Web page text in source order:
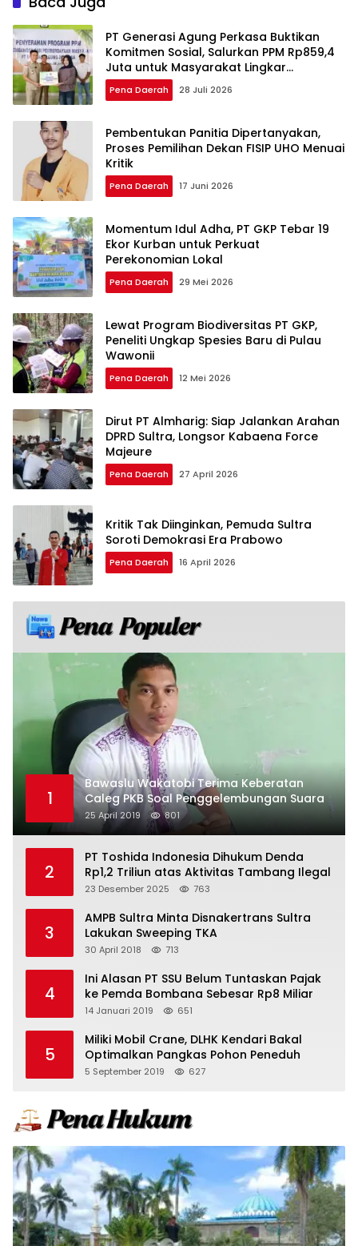
PT Generasi Agung Perkasa Buktikan
Komitmen Sosial, Salurkan PPM Rp859,4
Juta untuk Masyarakat Lingkar
Tambang
Pena Daerah 28 Juli 2026
Pembentukan Panitia Dipertanyakan,
Proses Pemilihan Dekan FISIP UHO Menuai
Kritik
Pena Daerah 17 Juni 2026
Momentum Idul Adha, PT GKP Tebar 19
Ekor Kurban untuk Perkuat
Perekonomian Lokal
Pena Daerah 29 Mei 2026
Lewat Program Biodiversitas PT GKP,
Peneliti Ungkap Spesies Baru di Pulau
Wawonii
Pena Daerah 12 Mei 2026
Dirut PT Almharig: Siap Jalankan Arahan
DPRD Sultra, Longsor Kabaena Force
Majeure
Pena Daerah 27 April 2026
Kritik Tak Diinginkan, Pemuda Sultra
Soroti Demokrasi Era Prabowo
Pena Daerah 16 April 2026
1
Bawaslu Wakatobi Terima Keberatan
Caleg PKB Soal Penggelembungan Suara
25 April 2019 801
2
PT Toshida Indonesia Dihukum Denda
Rp1,2 Triliun atas Aktivitas Tambang Ilegal
23 Desember 2025 763
3
AMPB Sultra Minta Disnakertrans Sultra
Lakukan Sweeping TKA
30 April 2018 713
4
Ini Alasan PT SSU Belum Tuntaskan Pajak
ke Pemda Bombana Sebesar Rp8 Miliar
14 Januari 2019 651
5
Miliki Mobil Crane, DLHK Kendari Bakal
Optimalkan Pangkas Pohon Peneduh
5 September 2019 627